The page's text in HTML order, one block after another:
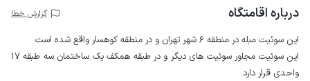
درباره اقامتگاه گزارش خطا
این سوئیت مبله در منطقه 6 شهر تهران و در منطقه کوهسار واقع شده است.
این سوئیت مجاور سوئیت های دیگر و در طبقه همکف یک ساختمان سه طبقه 17
واحدی قرار دارد.